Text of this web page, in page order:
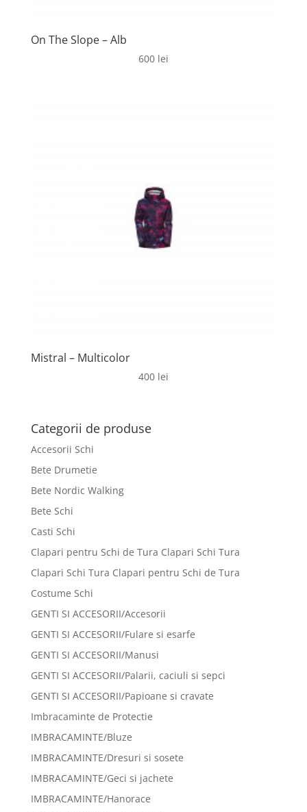
On The Slope – Alb
600 lei
Mistral – Multicolor
400 lei
Categorii de produse
Accesorii Schi
Bete Drumetie
Bete Nordic Walking
Bete Schi
Casti Schi
Clapari pentru Schi de Tura Clapari Schi Tura
Clapari Schi Tura Clapari pentru Schi de Tura
Costume Schi
GENTI SI ACCESORII/Accesorii
GENTI SI ACCESORII/Fulare si esarfe
GENTI SI ACCESORII/Manusi
GENTI SI ACCESORII/Palarii, caciuli si sepci
GENTI SI ACCESORII/Papioane si cravate
Imbracaminte de Protectie
IMBRACAMINTE/Bluze
IMBRACAMINTE/Dresuri si sosete
IMBRACAMINTE/Geci si jachete
IMBRACAMINTE/Hanorace